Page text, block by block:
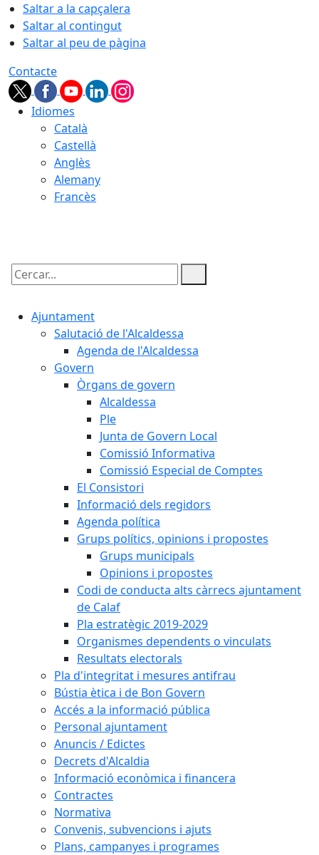
Saltar a la capçalera
Saltar al contingut
Saltar al peu de pàgina
Contacte
Idiomes
Català
Castellà
Anglès
Alemany
Francès
Cercar:
Ajuntament
Salutació de l'Alcaldessa
Agenda de l'Alcaldessa
Govern
Òrgans de govern
Alcaldessa
Ple
Junta de Govern Local
Comissió Informativa
Comissió Especial de Comptes
El Consistori
Informació dels regidors
Agenda política
Grups polítics, opinions i propostes
Grups municipals
Opinions i propostes
Codi de conducta alts càrrecs ajuntament
de Calaf
Pla estratègic 2019-2029
Organismes dependents o vinculats
Resultats electorals
Pla d'integritat i mesures antifrau
Bústia ètica i de Bon Govern
Accés a la informació pública
Personal ajuntament
Anuncis / Edictes
Decrets d'Alcaldia
Informació econòmica i financera
Contractes
Normativa
Convenis, subvencions i ajuts
Plans, campanyes i programes